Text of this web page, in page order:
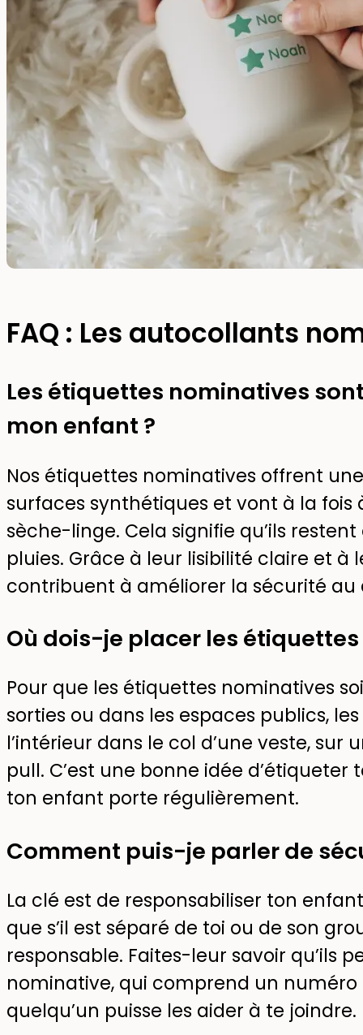
FAQ : Les autocollants
Les étiquettes nominatives
mon enfant ?
Nos étiquettes nominatives offrent
surfaces synthétiques et vont à la
sèche-linge. Cela signifie qu’ils
pluies. Grâce à leur lisibilité claire et à
contribuent à améliorer la sécurité au
Où dois-je placer les
Pour que les étiquettes nominatives
sorties ou dans les espaces publics,
l’intérieur dans le col d’une veste,
pull. C’est une bonne idée
ton enfant porte régulièrement.
Comment puis-je parler de
La clé est de responsabiliser ton
que s’il est séparé de toi ou de son
responsable. Faites-leur savoir qu’ils
nominative, qui comprend un
quelqu’un puisse les aider à te joindre.